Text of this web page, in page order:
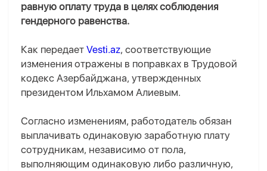
равную оплату труда в целях соблюдения
гендерного равенства.
Как передает Vesti.az, соответствующие
изменения отражены в поправках в Трудовой
кодекс Азербайджана, утвержденных
президентом Ильхамом Алиевым.
Согласно изменениям, работодатель обязан
выплачивать одинаковую заработную плату
сотрудникам, независимо от пола,
выполняющим одинаковую либо различную,